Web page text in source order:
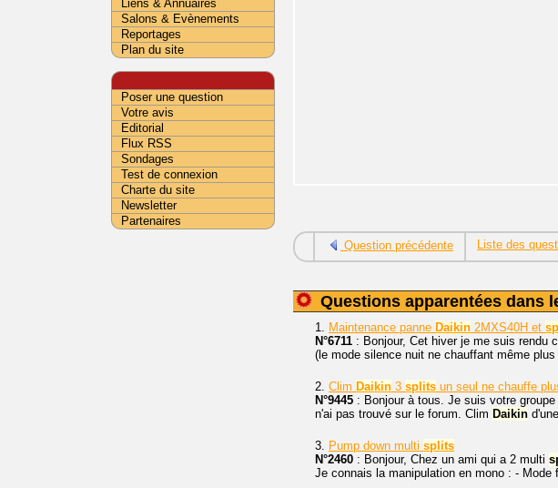
Question précédente Liste des
Questions apparentées dans
1. Maintenance panne Daikin 2MXS40H et
N°6711 : Bonjour, Cet hiver je me suis rendu
(le mode silence nuit ne chauffant même
2. Clim Daikin 3 splits un seul ne chauffe
N°9445 : Bonjour à tous. Je suis votre
n'ai pas trouvé sur le forum. Clim Daikin
3. Pump down multi splits
N°2460 : Bonjour, Chez un ami qui a 2 multi
Je connais la manipulation en mono : -
Liens & Annuaires
Salons & Evènements
Reportages
Plan du site
Poser une question
Votre avis
Editorial
Flux RSS
Sondages
Test de connexion
Charte du site
Newsletter
Partenaires